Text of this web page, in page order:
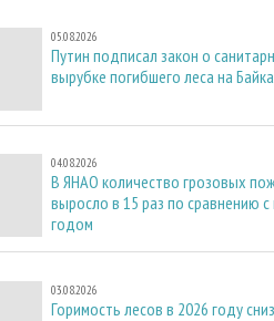
05.08.2026
Путин подписал закон о
вырубке погибшего леса на
04.08.2026
В ЯНАО количество грозовых
выросло в 15 раз по сравнению
годом
03.08.2026
Горимость лесов в 2026 году